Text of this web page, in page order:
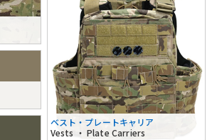
ベスト・プレートキャリア
Vests ・ Plate Carriers